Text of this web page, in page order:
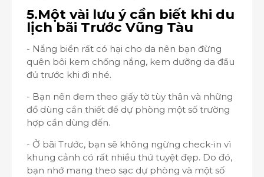
5.Một vài lưu ý cần biết khi du
lịch bãi Trước Vũng Tàu
- Nắng biển rất có hại cho da nên bạn đừng
quên bôi kem chống nắng, kem dưỡng da đầu
đủ trước khi đi nhé.
- Bạn nên đem theo giấy tờ tùy thân và những
đồ dùng cần thiết để dự phòng một số trường
hợp cần dùng đến.
- Ở bãi Trước, bạn sẽ không ngừng check-in vì
khung cảnh có rất nhiều thứ tuyệt đẹp. Do đó,
bạn nhớ mang theo sạc dự phòng và một số